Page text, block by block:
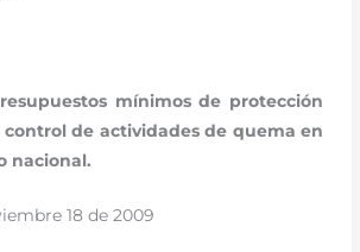
mínimos de protección
de actividades de quema en
nacional.
18 de 2009